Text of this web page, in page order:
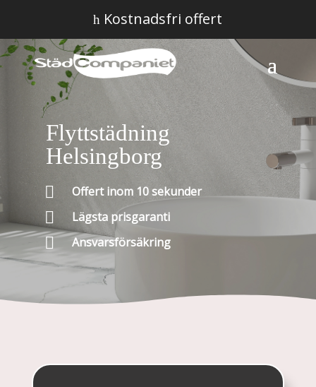
h Kostnadsfri offert
Flyttstädning
Helsingborg
 Offert inom 10 sekunder
 Lägsta prisgaranti
 Ansvarsförsäkring